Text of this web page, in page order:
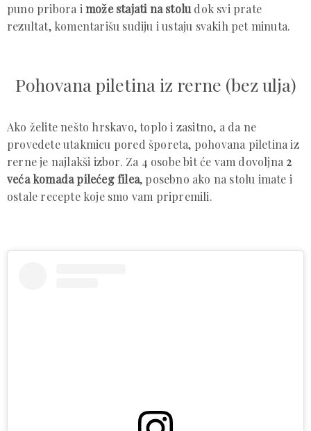
puno pribora i može stajati na stolu dok svi prate
rezultat, komentarišu sudiju i ustaju svakih pet minuta.
Pohovana piletina iz rerne (bez ulja)
Ako želite nešto hrskavo, toplo i zasitno, a da ne
provedete utakmicu pored šporeta, pohovana piletina iz
rerne je najlakši izbor. Za 4 osobe bit će vam dovoljna 2
veća komada pilećeg filea, posebno ako na stolu imate i
ostale recepte koje smo vam pripremili.